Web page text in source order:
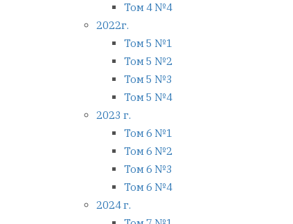
Том 4 №4
2022г.
Том 5 №1
Том 5 №2
Том 5 №3
Том 5 №4
2023 г.
Том 6 №1
Том 6 №2
Том 6 №3
Том 6 №4
2024 г.